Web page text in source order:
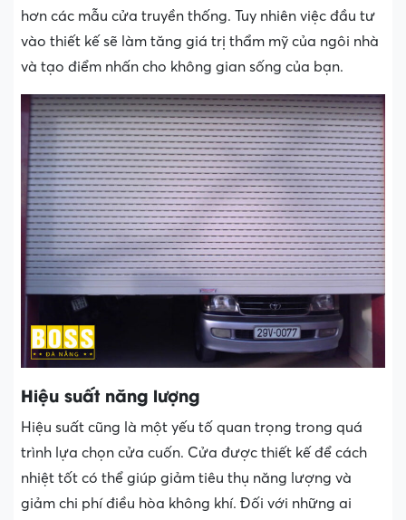
hơn các mẫu cửa truyền thống. Tuy nhiên việc đầu tư
vào thiết kế sẽ làm tăng giá trị thẩm mỹ của ngôi nhà
và tạo điểm nhấn cho không gian sống của bạn.
Hiệu suất năng lượng
Hiệu suất cũng là một yếu tố quan trọng trong quá
trình lựa chọn cửa cuốn. Cửa được thiết kế để cách
nhiệt tốt có thể giúp giảm tiêu thụ năng lượng và
giảm chi phí điều hòa không khí. Đối với những ai